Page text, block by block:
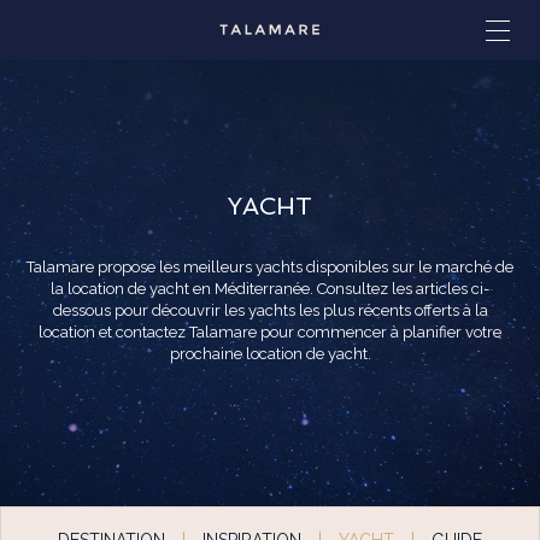
YACHT
Talamare propose les meilleurs yachts disponibles sur le marché de
la location de yacht en Méditerranée. Consultez les articles ci-
dessous pour découvrir les yachts les plus récents offerts à la
location et contactez Talamare pour commencer à planifier votre
prochaine location de yacht.